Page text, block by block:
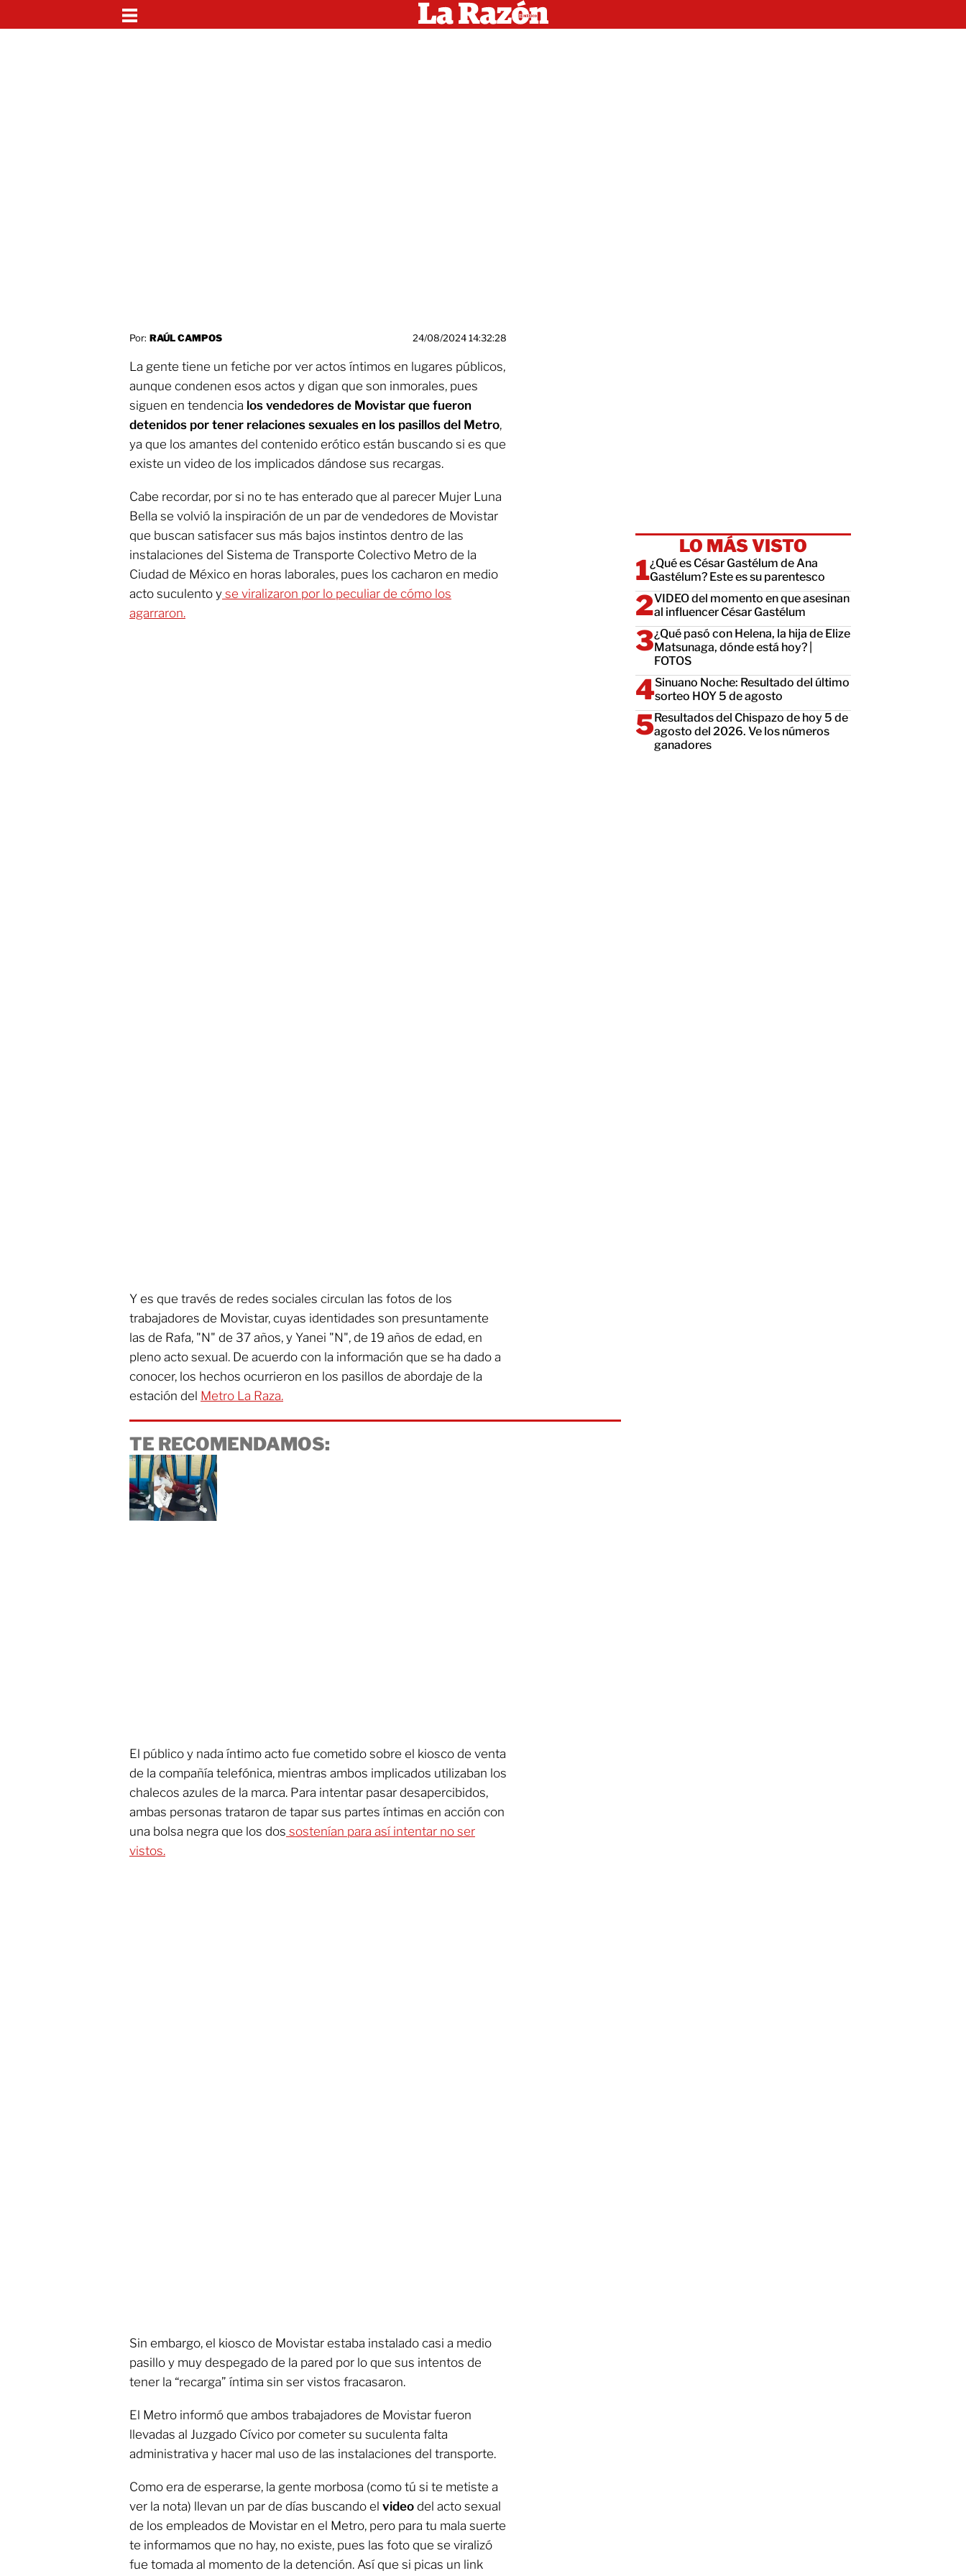
Por: RAÚL CAMPOS 24/08/2024 14:32:28
La gente tiene un fetiche por ver actos íntimos en lugares públicos,
aunque condenen esos actos y digan que son inmorales, pues
siguen en tendencia los vendedores de Movistar que fueron
detenidos por tener relaciones sexuales en los pasillos del Metro,
ya que los amantes del contenido erótico están buscando si es que
existe un video de los implicados dándose sus recargas.
Cabe recordar, por si no te has enterado que al parecer Mujer Luna
Bella se volvió la inspiración de un par de vendedores de Movistar
que buscan satisfacer sus más bajos instintos dentro de las
instalaciones del Sistema de Transporte Colectivo Metro de la
Ciudad de México en horas laborales, pues los cacharon en medio
acto suculento y se viralizaron por lo peculiar de cómo los
agarraron.
Y es que través de redes sociales circulan las fotos de los
trabajadores de Movistar, cuyas identidades son presuntamente
las de Rafa, "N" de 37 años, y Yanei "N", de 19 años de edad, en
pleno acto sexual. De acuerdo con la información que se ha dado a
conocer, los hechos ocurrieron en los pasillos de abordaje de la
estación del Metro La Raza.
TE RECOMENDAMOS:
El público y nada íntimo acto fue cometido sobre el kiosco de venta
de la compañía telefónica, mientras ambos implicados utilizaban los
chalecos azules de la marca. Para intentar pasar desapercibidos,
ambas personas trataron de tapar sus partes íntimas en acción con
una bolsa negra que los dos sostenían para así intentar no ser
vistos.
Sin embargo, el kiosco de Movistar estaba instalado casi a medio
pasillo y muy despegado de la pared por lo que sus intentos de
tener la “recarga” íntima sin ser vistos fracasaron.
El Metro informó que ambos trabajadores de Movistar fueron
llevadas al Juzgado Cívico por cometer su suculenta falta
administrativa y hacer mal uso de las instalaciones del transporte.
Como era de esperarse, la gente morbosa (como tú si te metiste a
ver la nota) llevan un par de días buscando el video del acto sexual
de los empleados de Movistar en el Metro, pero para tu mala suerte
te informamos que no hay, no existe, pues las foto que se viralizó
fue tomada al momento de la detención. Así que si picas un link
LO MÁS VISTO
¿Qué es César Gastélum de Ana
Gastélum? Este es su parentesco
VIDEO del momento en que asesinan
al influencer César Gastélum
¿Qué pasó con Helena, la hija de Elize
Matsunaga, dónde está hoy? |
FOTOS
Sinuano Noche: Resultado del último
sorteo HOY 5 de agosto
Resultados del Chispazo de hoy 5 de
agosto del 2026. Ve los números
ganadores